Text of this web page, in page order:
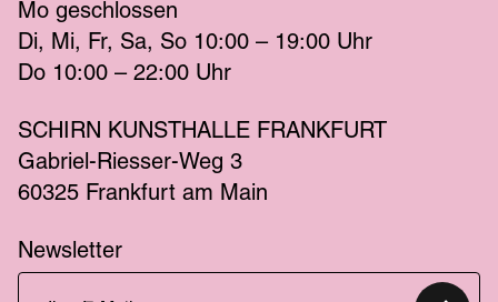
Mo geschlossen
Di
Mi Fr Sa So 10:00 – 19:00 Uhr
Do 10:00 – 22:00 Uhr
SCHIRN KUNSTHALLE FRANKFURT
Gabriel-Riesser-Weg 3
60325 Frankfurt am Main
Newsletter